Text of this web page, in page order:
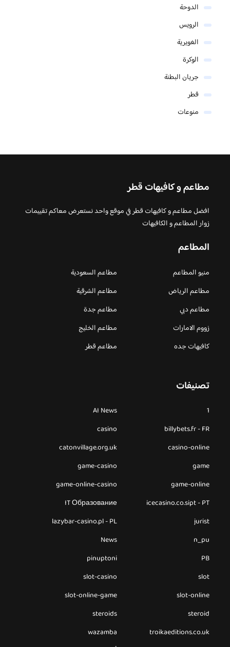
الدوحة
الرويس
الغويرية
الوكرة
جريان البطنة
قطر
منوعات
مطاعم و كافيهات قطر
افضل مطاعم و كافيهات قطر في موقع واحد نستعرض معاكم تقييمات
زوار المطاعم و الكافيهات
المطاعم
منيو المطاعم
مطاعم السعودية
مطاعم الرياض
مطاعم الشرقية
مطاعم دبي
مطاعم جدة
زووم الامارات
مطاعم الخليج
كافيهات جده
مطاعم قطر
تصنيفات
1
AI News
billybets.fr - FR
casino
casino-online
catonvillage.org.uk
game
game-casino
game-online
game-online-casino
icecasino.co.sipt - PT
IT Образование
jurist
lazybar-casino.pl - PL
n_pu
News
PB
pinuptoni
slot
slot-casino
slot-online
slot-online-game
steroid
steroids
troikaeditions.co.uk
wazamba